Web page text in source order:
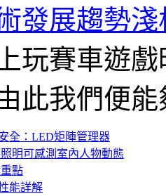
發展趨勢淺
玩賽車遊
此我們便
全：LED矩陣管理器
明可感測室內人物動態
點
能詳解